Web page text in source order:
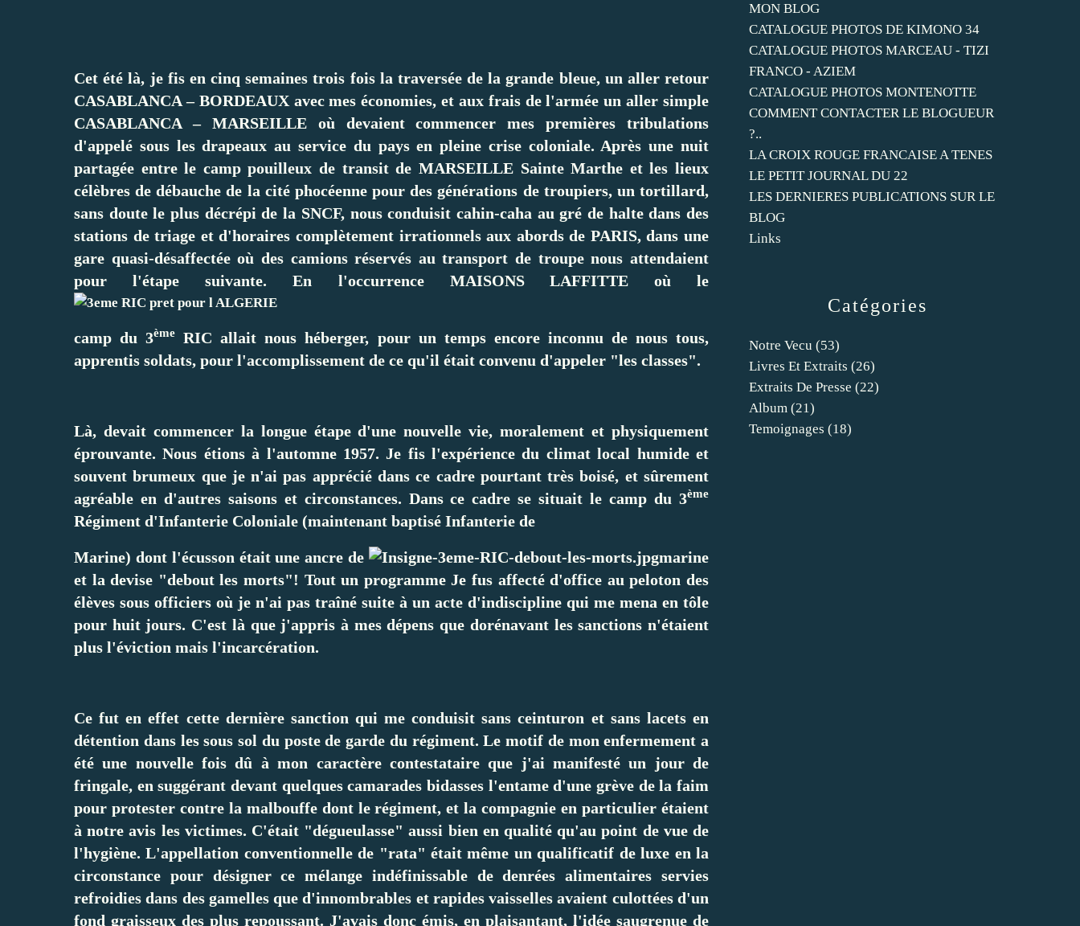
Cet été là, je fis en cinq semaines trois fois la traversée de la grande bleue, un aller retour
CASABLANCA – BORDEAUX avec mes économies, et aux frais de l'armée un aller simple
CASABLANCA – MARSEILLE où devaient commencer mes premières tribulations
d'appelé sous les drapeaux au service du pays en pleine crise coloniale. Après une nuit
partagée entre le camp pouilleux de transit de MARSEILLE Sainte Marthe et les lieux
célèbres de débauche de la cité phocéenne pour des générations de troupiers, un tortillard,
sans doute le plus décrépi de la SNCF, nous conduisit cahin-caha au gré de halte dans des
stations de triage et d'horaires complètement irrationnels aux abords de PARIS, dans une
gare quasi-désaffectée où des camions réservés au transport de troupe nous attendaient
pour l'étape suivante. En l'occurrence MAISONS
LAFFITTE où le
camp du 3ème
RIC allait nous héberger, pour un temps encore inconnu de nous tous,
apprentis soldats, pour l'accomplissement de ce qu'il était convenu d'appeler "les classes".
Là, devait commencer la longue étape d'une nouvelle vie, moralement et physiquement
éprouvante. Nous étions à l'automne 1957. Je fis l'expérience du climat local humide et
souvent brumeux que je n'ai pas apprécié dans ce cadre pourtant très boisé, et sûrement
agréable en d'autres saisons et circonstances. Dans ce cadre se situait le camp du 3ème
Régiment d'Infanterie Coloniale (maintenant baptisé Infanterie de
Marine) dont l'écusson était une ancre de
marine
et la devise "debout les morts"! Tout un programme Je fus affecté d'office au peloton des
élèves sous officiers où je n'ai pas traîné suite à un acte d'indiscipline qui me mena en tôle
pour huit jours. C'est là que j'appris à mes dépens que dorénavant les sanctions n'étaient
plus l'éviction mais l'incarcération.
Ce fut en effet cette dernière sanction qui me conduisit sans ceinturon et sans lacets en
détention dans les sous sol du poste de garde du régiment. Le motif de mon enfermement a
été une nouvelle fois dû à mon caractère contestataire que j'ai manifesté un jour de
fringale, en suggérant devant quelques camarades bidasses l'entame d'une grève de la faim
pour protester contre la malbouffe dont le régiment, et la compagnie en particulier étaient
à notre avis les victimes. C'était "dégueulasse" aussi bien en qualité qu'au point de vue de
l'hygiène. L'appellation conventionnelle de "rata" était même un qualificatif de luxe en la
circonstance pour désigner ce mélange indéfinissable de denrées alimentaires servies
refroidies dans des gamelles que d'innombrables et rapides vaisselles avaient culottées d'un
fond graisseux des plus repoussant. J'avais donc émis, en plaisantant, l'idée saugrenue de
Catégories
Notre Vecu (53)
Livres Et Extraits (26)
Extraits De Presse (22)
Album (21)
Temoignages (18)
MON BLOG
CATALOGUE PHOTOS DE KIMONO 34
CATALOGUE PHOTOS MARCEAU - TIZI
FRANCO - AZIEM
CATALOGUE PHOTOS MONTENOTTE
COMMENT CONTACTER LE BLOGUEUR
?..
LA CROIX ROUGE FRANCAISE A TENES
LE PETIT JOURNAL DU 22
LES DERNIERES PUBLICATIONS SUR LE
BLOG
Links